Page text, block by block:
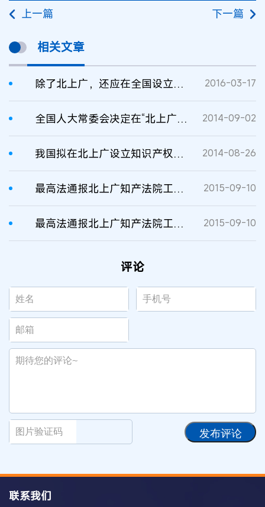
上一篇 下一篇
相关文章
除了北上广，还应在全国设立更多知识产权法院 2016-03-17
全国人大常委会决定在“北上广”设立知识产权法院 2014-09-02
我国拟在北上广设立知识产权法院 2014-08-26
最高法通报北上广知产法院工作情况（Ⅰ） 2015-09-10
最高法通报北上广知产法院工作情况（Ⅱ） 2015-09-10
评论
发布评论
联系我们